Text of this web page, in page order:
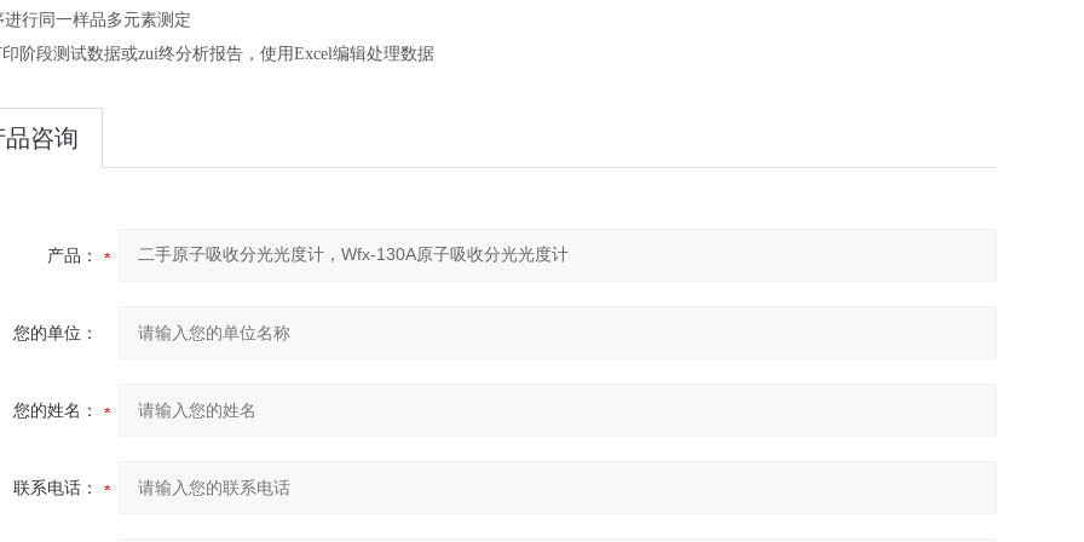
行同一样品多元素测定
阶段测试数据或zui终分析报告，使用Excel编辑处理数据
品咨询
产品：
您的单位：
您的姓名：
联系电话：